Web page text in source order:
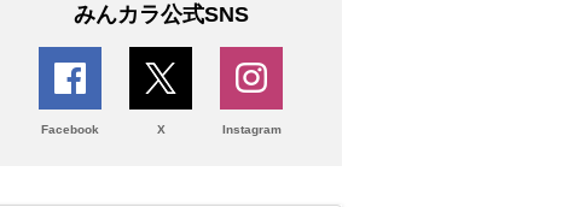
みんカラ公式SNS
Facebook X Instagram